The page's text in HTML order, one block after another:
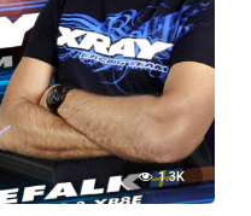
1.3K